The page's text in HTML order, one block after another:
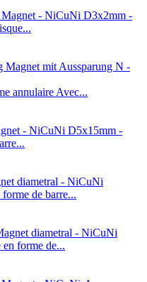
D3x2mm -
annulaire Avec...
D5x15mm -
de barre...
forme de...